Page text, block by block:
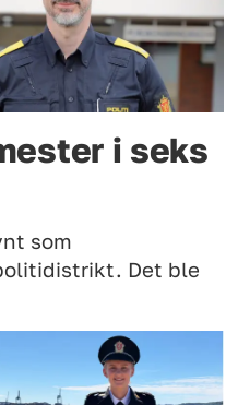
i seks
som
Det ble